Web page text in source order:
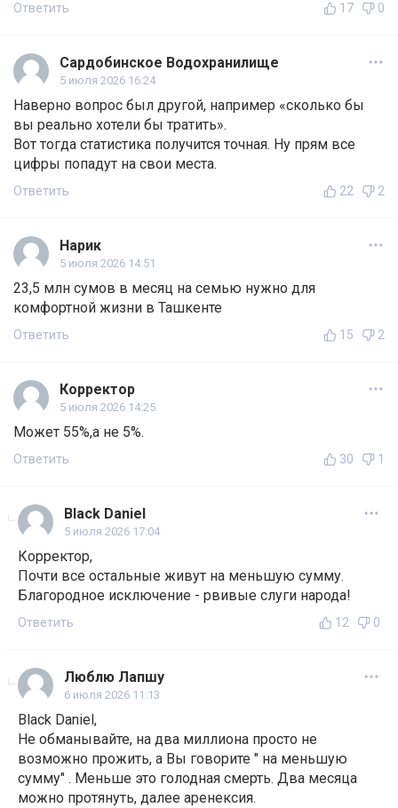
Ответить 17 0
Сардобинское Водохранилище
5 июля 2026 16:24
Наверно вопрос был другой, например «сколько бы
вы реально хотели бы тратить».
Вот тогда статистика получится точная. Ну прям все
цифры попадут на свои места.
Ответить 22 2
Нарик
5 июля 2026 14:51
23,5 млн сумов в месяц на семью нужно для
комфортной жизни в Ташкенте
Ответить 15 2
Корректор
5 июля 2026 14:25
Может 55%,а не 5%.
Ответить 30 1
Black Daniel
5 июля 2026 17:04
Корректор,
Почти все остальные живут на меньшую сумму.
Благородное исключение - рвивые слуги народа!
Ответить 12 0
Люблю Лапшу
6 июля 2026 11:13
Black Daniel,
Не обманывайте, на два миллиона просто не
возможно прожить, а Вы говорите " на меньшую
сумму" . Меньше это голодная смерть. Два месяца
можно протянуть, далее аренексия.